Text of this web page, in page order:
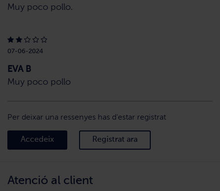
Muy poco pollo.
07-06-2024
EVA B
Muy poco pollo
Per deixar una ressenyes has d'estar registrat
Accedeix Registrat ara
Atenció al client